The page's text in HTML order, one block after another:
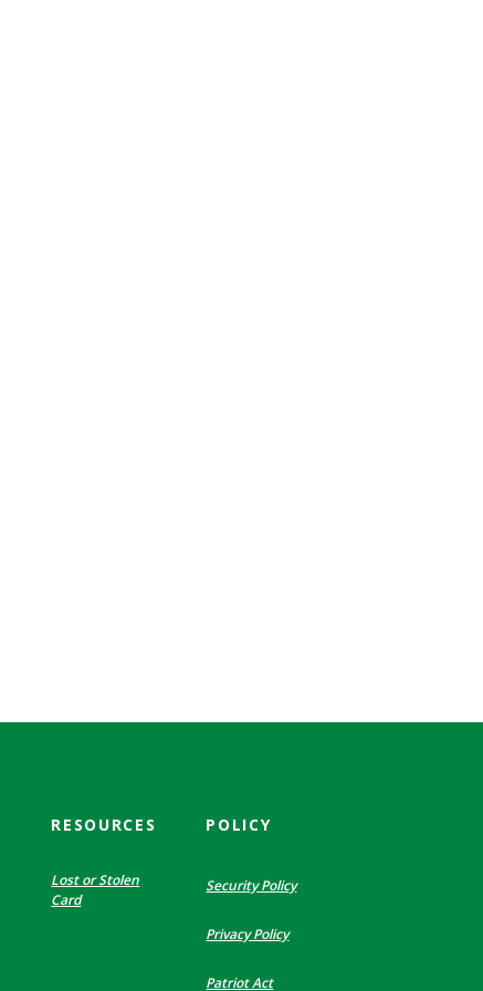
RESOURCES
Lost or Stolen
Card
POLICY
Security Policy
Privacy Policy
Patriot Act